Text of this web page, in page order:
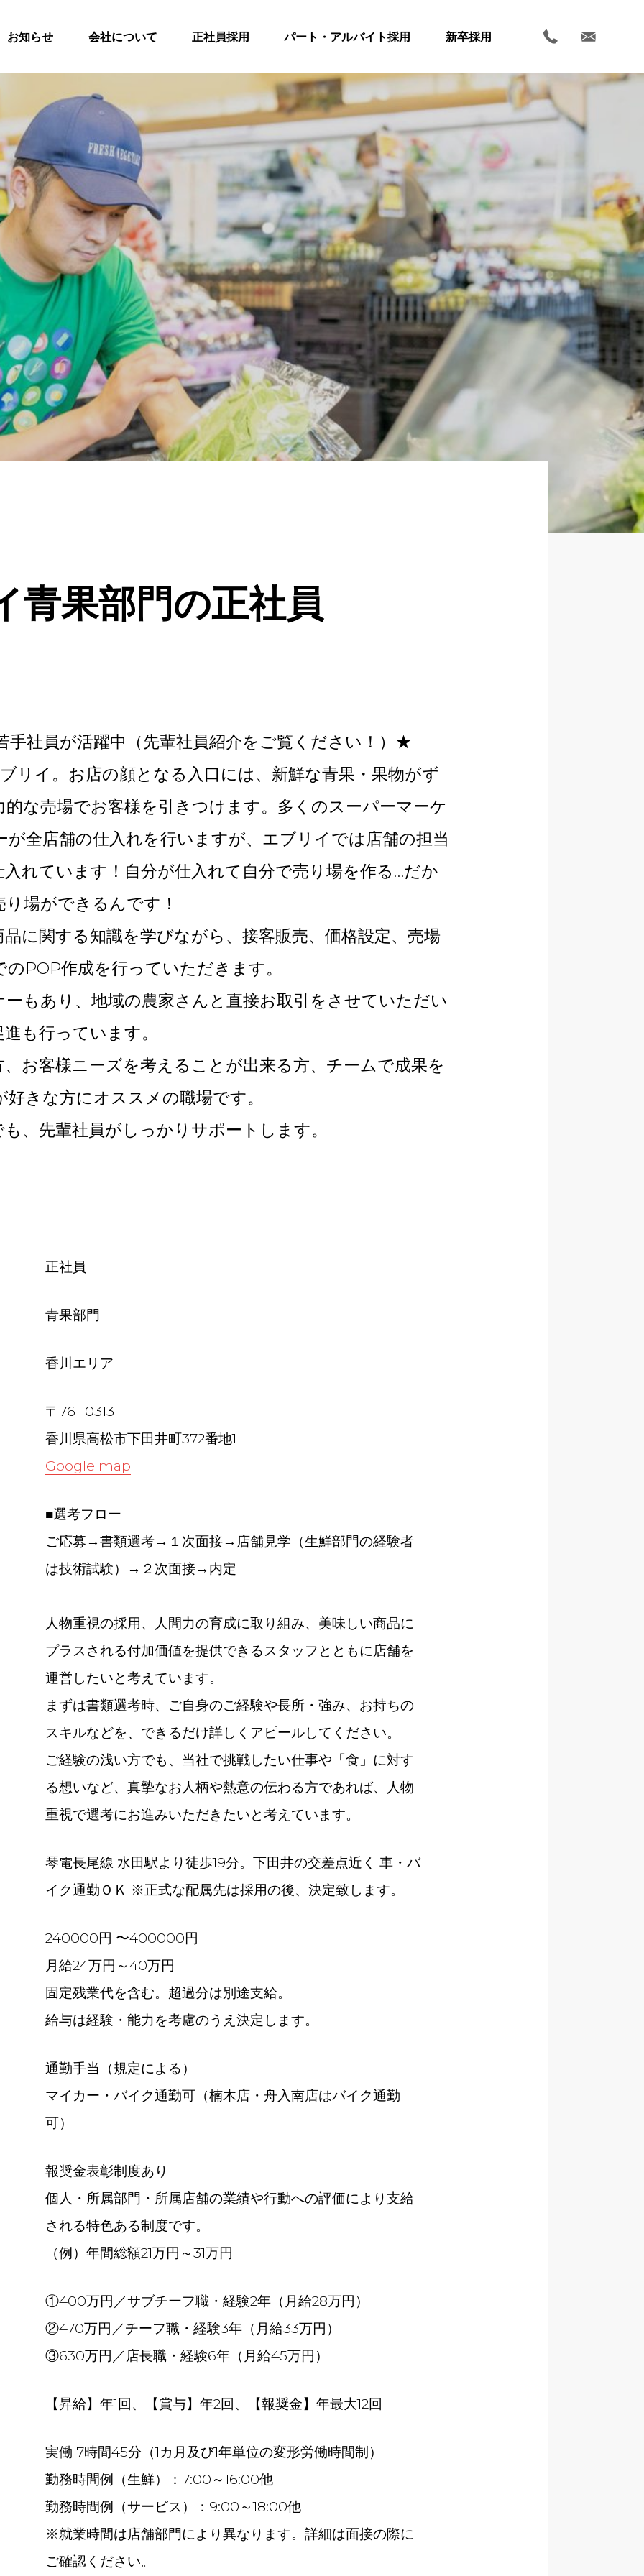
ホーム
お知らせ
パート・アルバイト採用
お知らせ 会社について 正社員採用 パート・アルバイト採用 新卒採用
青果部門の正社員
社員が活躍中（先輩社員紹介をご覧ください！）★
リイ。お店の顔となる入口には、新鮮な青果・果物がず
な売場でお客様を引きつけます。多くのスーパーマーケ
が全店舗の仕入れを行いますが、エブリイでは店舗の担当
れています！自分が仕入れて自分で売り場を作る…だか
場ができるんです！
に関する知識を学びながら、接客販売、価格設定、売場
POP作成を行っていただきます。
もあり、地域の農家さんと直接お取引をさせていただい
も行っています。
お客様ニーズを考えることが出来る方、チームで成果を
きな方にオススメの職場です。
、先輩社員がしっかりサポートします。
正社員
青果部門
香川エリア
〒761-0313
香川県高松市下田井町372番地1
Google map
■選考フロー
ご応募→書類選考→１次面接→店舗見学（生鮮部門の経験者
は技術試験）→２次面接→内定
人物重視の採用、人間力の育成に取り組み、美味しい商品に
プラスされる付加価値を提供できるスタッフとともに店舗を
運営したいと考えています。
まずは書類選考時、ご自身のご経験や長所・強み、お持ちの
スキルなどを、できるだけ詳しくアピールしてください。
ご経験の浅い方でも、当社で挑戦したい仕事や「食」に対す
る想いなど、真摯なお人柄や熱意の伝わる方であれば、人物
重視で選考にお進みいただきたいと考えています。
琴電長尾線 水田駅より徒歩19分。下田井の交差点近く 車・バ
イク通勤ＯＫ ※正式な配属先は採用の後、決定致します。
240000円 〜400000円
月給24万円～40万円
固定残業代を含む。超過分は別途支給。
給与は経験・能力を考慮のうえ決定します。
通勤手当（規定による）
マイカー・バイク通勤可（楠木店・舟入南店はバイク通勤
可）
報奨金表彰制度あり
個人・所属部門・所属店舗の業績や行動への評価により支給
される特色ある制度です。
（例）年間総額21万円～31万円
①400万円／サブチーフ職・経験2年（月給28万円）
②470万円／チーフ職・経験3年（月給33万円）
③630万円／店長職・経験6年（月給45万円）
【昇給】年1回、【賞与】年2回、【報奨金】年最大12回
実働 7時間45分（1カ月及び1年単位の変形労働時間制）
勤務時間例（生鮮）：7:00～16:00他
勤務時間例（サービス）：9:00～18:00他
※就業時間は店舗部門により異なります。詳細は面接の際に
ご確認ください。